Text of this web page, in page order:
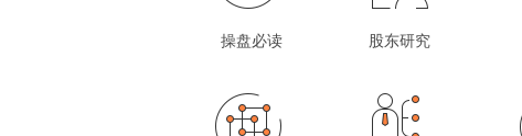
操盘必读 股东研究